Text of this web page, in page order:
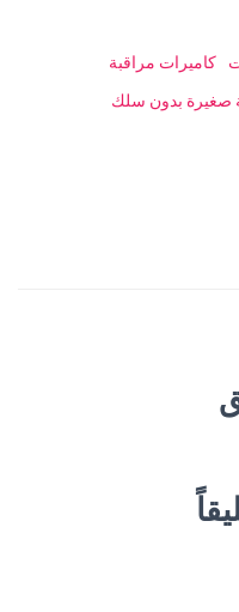
كاميرات مراقبة
صغيرة بدون سلك